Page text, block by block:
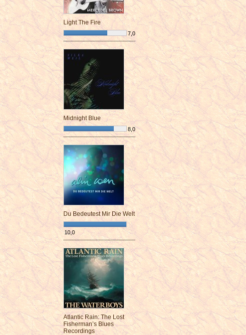
Light The Fire
7,0
¯¯¯¯¯¯¯¯¯¯¯¯¯¯¯¯¯¯¯¯¯¯¯¯
Midnight Blue
8,0
¯¯¯¯¯¯¯¯¯¯¯¯¯¯¯¯¯¯¯¯¯¯¯¯
Du Bedeutest Mir Die Welt
10,0
¯¯¯¯¯¯¯¯¯¯¯¯¯¯¯¯¯¯¯¯¯¯¯¯
Atlantic Rain: The Lost
Fisherman’s Blues
Recordings